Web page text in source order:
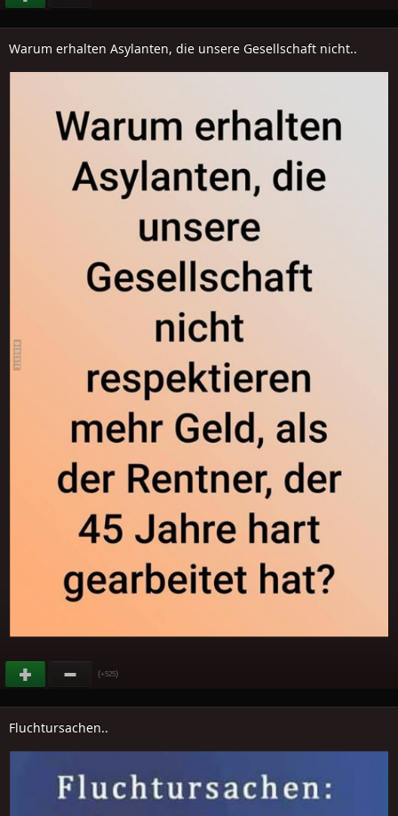
Warum erhalten Asylanten, die unsere Gesellschaft nicht..
(+525)
Fluchtursachen..